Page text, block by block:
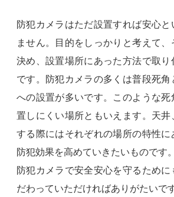
防犯カメラはただ設置すれば安心と
ません。目的をしっかりと考えて
決め、設置場所にあった方法で取り
です。防犯カメラの多くは普段死
への設置が多いです。このような死
置しにくい場所ともいえます。天井
する際にはそれぞれの場所の特性に
防犯効果を高めていきたいものです。
防犯カメラで安全安心を守るために
だわっていただければありがたいです